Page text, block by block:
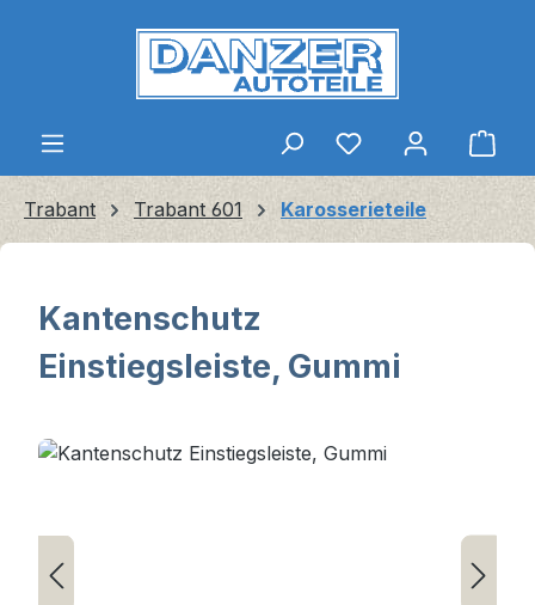
Zum Hauptinhalt springen
Trabant Trabant 601 Karosserieteile
Kantenschutz
Einstiegsleiste, Gummi
Bildergalerie überspringen